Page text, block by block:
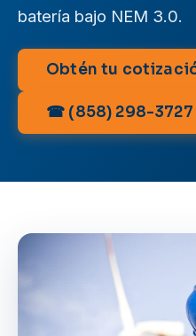
batería bajo NEM 3.0.
Obtén tu
☎ (858) 298-3727